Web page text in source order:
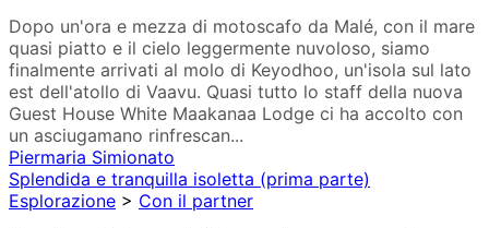
Dopo un'ora e mezza di motoscafo da Malé, con il mare
quasi piatto e il cielo leggermente nuvoloso, siamo
finalmente arrivati al molo di Keyodhoo, un'isola sul lato
est dell'atollo di Vaavu. Quasi tutto lo staff della nuova
Guest House White Maakanaa Lodge ci ha accolto con
un asciugamano rinfrescan...
Piermaria Simionato
Splendida e tranquilla isoletta (prima parte)
Esplorazione > Con il partner